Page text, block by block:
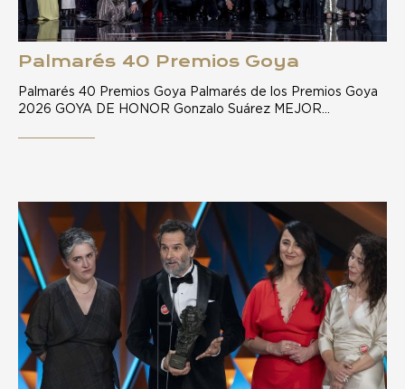
Palmarés 40 Premios Goya
Palmarés 40 Premios Goya Palmarés de los Premios Goya
2026 GOYA DE HONOR Gonzalo Suárez MEJOR…